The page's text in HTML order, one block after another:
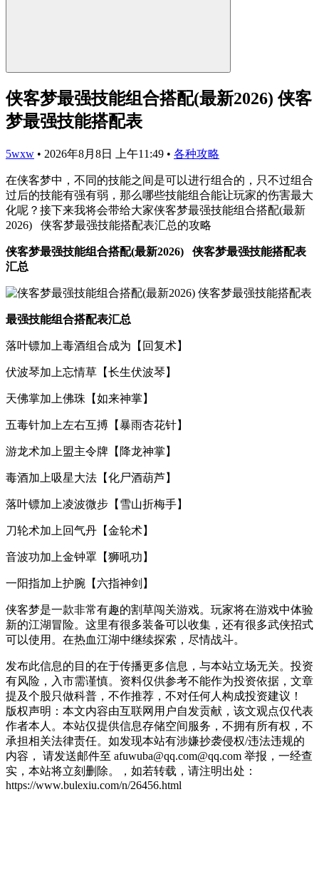
侠客梦最强技能组合搭配(最新2026) 侠客
梦最强技能搭配表
5wxw • 2026年8月8日 上午11:49 • 各种攻略
在侠客梦中，不同的技能之间是可以进行组合的，只不过组合
过后的技能有强有弱，那么哪些技能组合能让玩家的伤害最大
化呢？接下来我将会带给大家侠客梦最强技能组合搭配(最新
2026) 侠客梦最强技能搭配表汇总的攻略
侠客梦最强技能组合搭配(最新2026) 侠客梦最强技能搭配表
汇总
最强技能组合搭配表汇总
落叶镖加上毒酒组合成为【回复术】
伏波琴加上忘情草【长生伏波琴】
天佛掌加上佛珠【如来神掌】
五毒针加上左右互搏【暴雨杏花针】
游龙术加上盟主令牌【降龙神掌】
毒酒加上吸星大法【化尸酒葫芦】
落叶镖加上凌波微步【雪山折梅手】
刀轮术加上回气丹【金轮术】
音波功加上金钟罩【狮吼功】
一阳指加上护腕【六指神剑】
侠客梦是一款非常有趣的割草闯关游戏。玩家将在游戏中体验
新的江湖冒险。这里有很多装备可以收集，还有很多武侠招式
可以使用。在热血江湖中继续探索，尽情战斗。
发布此信息的目的在于传播更多信息，与本站立场无关。投资
有风险，入市需谨慎。资料仅供参考不能作为投资依据，文章
提及个股只做科普，不作推荐，不对任何人构成投资建议！
版权声明：本文内容由互联网用户自发贡献，该文观点仅代表
作者本人。本站仅提供信息存储空间服务，不拥有所有权，不
承担相关法律责任。如发现本站有涉嫌抄袭侵权/违法违规的
内容， 请发送邮件至 afuwuba@qq.com@qq.com 举报，一经查
实，本站将立刻删除。，如若转载，请注明出处：
https://www.bulexiu.com/n/26456.html